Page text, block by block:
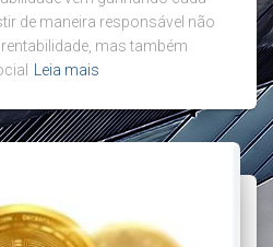
de maneira responsável não
mas também
Leia mais